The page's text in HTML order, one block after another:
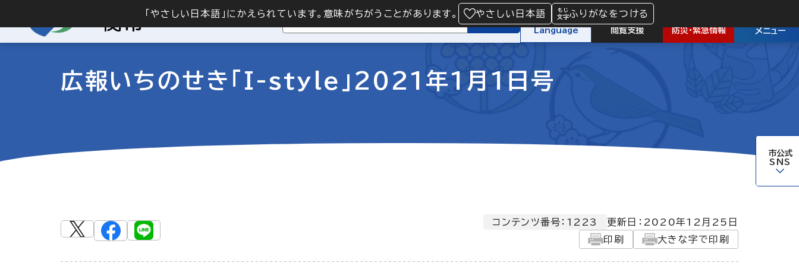
「やさしい日本語」にかえられています。意味がちがうことがあります。 やさしい日本語 ふりがなをつける
検索
Language 閲覧支援 防災・緊急情報 メニュー
市公式
SNS
広報いちのせき「I-style」2021年1月1日号
コンテンツ番号：1223 更新日： 2020年12月25日
印刷
大きな字で印刷